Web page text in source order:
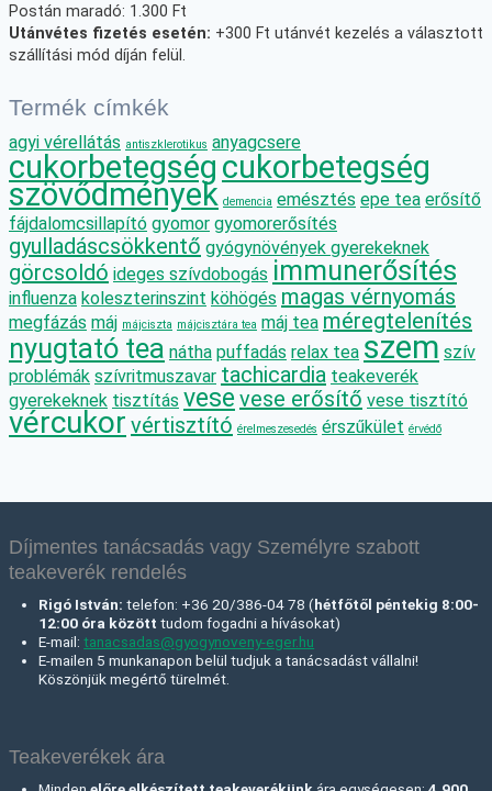
Postán maradó: 1.300 Ft
Utánvétes fizetés esetén: +300 Ft utánvét kezelés a választott
szállítási mód díján felül.
Termék címkék
agyi vérellátás antiszklerotikus anyagcsere
cukorbetegség cukorbetegség
szövődmények demencia emésztés epe tea erősítő
fájdalomcsillapító gyomor gyomorerősítés
gyulladáscsökkentő gyógynövények gyerekeknek
görcsoldó ideges szívdobogás immunerősítés
influenza koleszterinszint köhögés magas vérnyomás
megfázás máj májciszta májcisztára tea máj tea méregtelenítés
nyugtató tea nátha puffadás relax tea szem szív
problémák szívritmuszavar tachicardia teakeverék
gyerekeknek tisztítás vese vese erősítő vese tisztító
vércukor vértisztító érelmeszesedés érszűkület érvédő
Díjmentes tanácsadás vagy Személyre szabott
teakeverék rendelés
Rigó István:telefon: +36 20/386-04 78 (hétfőtől péntekig 8:00-
12:00 óra között tudom fogadni a hívásokat)
E-mail:tanacsadas@gyogynoveny-eger.hu
E-mailen 5 munkanapon belül tudjuk a tanácsadást vállalni!
Köszönjük megértő türelmét.
Teakeverékek ára